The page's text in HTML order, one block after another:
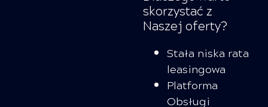
skorzystać z
Naszej oferty?
Stała niska rata
leasingowa
Platforma
Obsługi